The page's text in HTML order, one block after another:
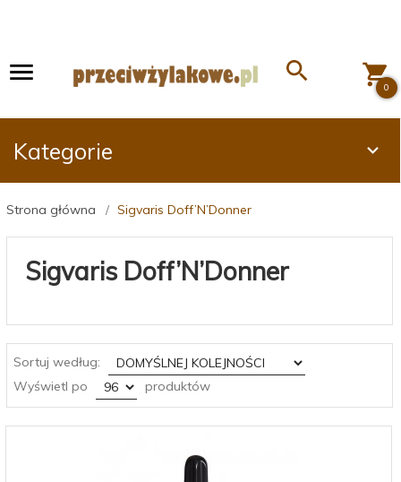
0
Kategorie
Strona główna Sigvaris Doff’N’Donner
Sigvaris Doff’N’Donner
Sortuj według:
sort
Wyświetl po
pop produktów